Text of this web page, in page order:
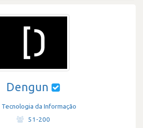
Dengun
Tecnologia da Informação
51-200